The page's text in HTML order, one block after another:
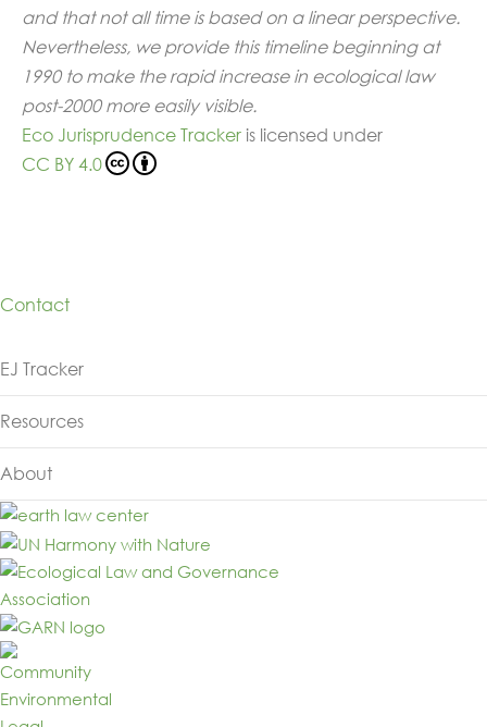
and that not all time is based on a linear perspective.
Nevertheless, we provide this timeline beginning at
1990 to make the rapid increase in ecological law
post-2000 more easily visible.
Eco Jurisprudence Tracker is licensed under
CC BY 4.0
Footer
Contact
EJ Tracker
Resources
About